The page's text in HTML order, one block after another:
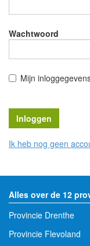
Wachtwoord
Mijn
Ik heb nog geen
Alles over de 12
Provincie Drenthe
Provincie Flevoland